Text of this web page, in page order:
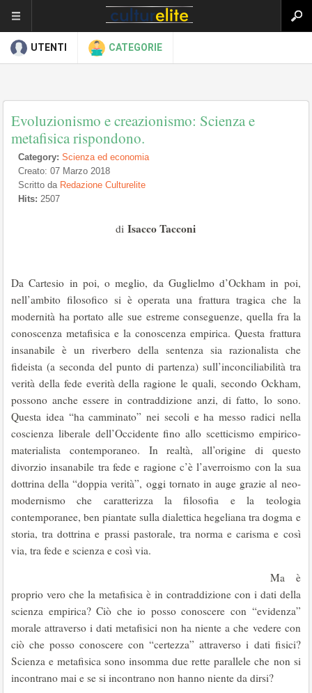
UTENTI CATEGORIE
Evoluzionismo e creazionismo: Scienza e
metafisica rispondono.
Category: Scienza ed economia
Creato: 07 Marzo 2018
Scritto da Redazione Culturelite
Hits: 2507
diIsacco Tacconi
Da Cartesio in poi, o meglio, da Guglielmo d’Ockham in poi,
nell’ambito filosofico si è operata una frattura tragica che la
modernità ha portato alle sue estreme conseguenze, quella fra la
conoscenza metafisica e la conoscenza empirica. Questa frattura
insanabile è un riverbero della sentenza sia razionalista che
fideista (a seconda del punto di partenza) sull’inconciliabilità tra
verità della fede everità della ragione le quali, secondo Ockham,
possono anche essere in contraddizione anzi, di fatto, lo sono.
Questa idea “ha camminato” nei secoli e ha messo radici nella
coscienza liberale dell’Occidente fino allo scetticismo empirico-
materialista contemporaneo. In realtà, all’origine di questo
divorzio insanabile tra fede e ragione c’è l’averroismo con la sua
dottrina della “doppia verità”, oggi tornato in auge grazie al neo-
modernismo che caratterizza la filosofia e la teologia
contemporanee, ben piantate sulla dialettica hegeliana tra dogma e
storia, tra dottrina e prassi pastorale, tra norma e carisma e così
via, tra fede e scienza e così via.
Ma è
proprio vero che la metafisica è in contraddizione con i dati della
scienza empirica? Ciò che io posso conoscere con “evidenza”
morale attraverso i dati metafisici non ha niente a che vedere con
ciò che posso conoscere con “certezza” attraverso i dati fisici?
Scienza e metafisica sono insomma due rette parallele che non si
incontrano mai e se si incontrano non hanno niente da dirsi?